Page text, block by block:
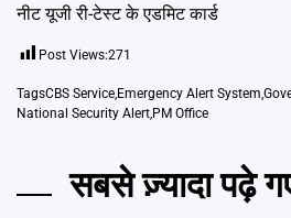
नीट यूजी री-टेस्ट के एडमिट कार्ड
Post Views:271
TagsCBS Service,Emergency Alert System,
National Security Alert,PM Office
सबसे ज़्यादा पढ़े